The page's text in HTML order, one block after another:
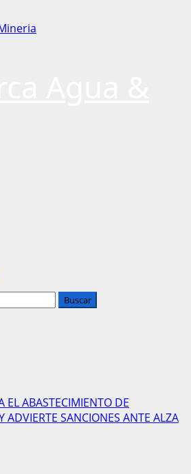
EL ABASTECIMIENTO DE
ADVIERTE SANCIONES ANTE ALZA